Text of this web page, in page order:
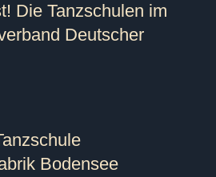
Die Tanzschulen im
Deutscher
Bodensee